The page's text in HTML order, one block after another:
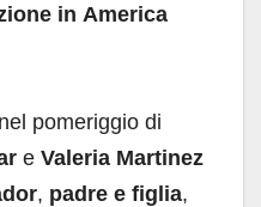
in America
pomeriggio di
e Valeria Martinez
, padre e figlia,